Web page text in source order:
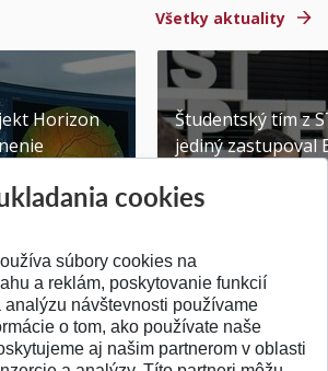
Všetky aktuality
Horizon
Študentský tím z
jediný zastupoval
Publikované
SPÄŤ NA VRCH
cookies
súbory cookies na
a reklám, poskytovanie funkcií
návštevnosti používame
o tom, ako používate naše
aj našim partnerom v oblasti